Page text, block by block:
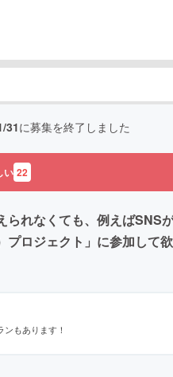
31に募集を終了しました
い 22
れなくても、例えばSNS
ロジェクト」に参加して
もあります！